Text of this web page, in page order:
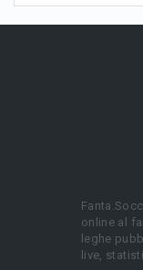
online al
leghe
live,